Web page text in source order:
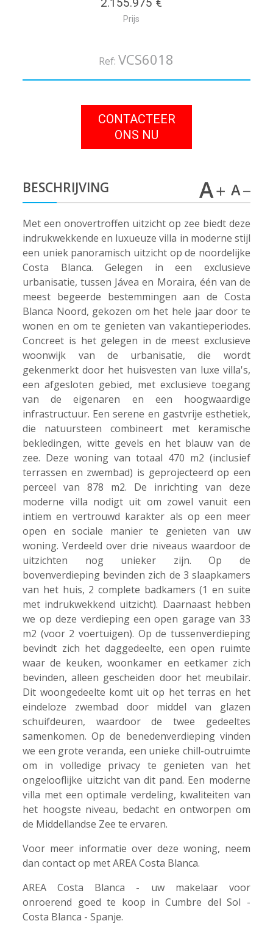
2.155.975 €
Prijs
Ref: VCS6018
CONTACTEER
ONS NU
BESCHRIJVING
Met een onovertroffen uitzicht op zee biedt deze
indrukwekkende en luxueuze villa in moderne stijl
een uniek panoramisch uitzicht op de noordelijke
Costa Blanca. Gelegen in een exclusieve
urbanisatie, tussen Jávea en Moraira, één van de
meest begeerde bestemmingen aan de Costa
Blanca Noord, gekozen om het hele jaar door te
wonen en om te genieten van vakantieperiodes.
Concreet is het gelegen in de meest exclusieve
woonwijk van de urbanisatie, die wordt
gekenmerkt door het huisvesten van luxe villa's,
een afgesloten gebied, met exclusieve toegang
van de eigenaren en een hoogwaardige
infrastructuur. Een serene en gastvrije esthetiek,
die natuursteen combineert met keramische
bekledingen, witte gevels en het blauw van de
zee. Deze woning van totaal 470 m2 (inclusief
terrassen en zwembad) is geprojecteerd op een
perceel van 878 m2. De inrichting van deze
moderne villa nodigt uit om zowel vanuit een
intiem en vertrouwd karakter als op een meer
open en sociale manier te genieten van uw
woning. Verdeeld over drie niveaus waardoor de
uitzichten nog unieker zijn. Op de
bovenverdieping bevinden zich de 3 slaapkamers
van het huis, 2 complete badkamers (1 en suite
met indrukwekkend uitzicht). Daarnaast hebben
we op deze verdieping een open garage van 33
m2 (voor 2 voertuigen). Op de tussenverdieping
bevindt zich het daggedeelte, een open ruimte
waar de keuken, woonkamer en eetkamer zich
bevinden, alleen gescheiden door het meubilair.
Dit woongedeelte komt uit op het terras en het
eindeloze zwembad door middel van glazen
schuifdeuren, waardoor de twee gedeeltes
samenkomen. Op de benedenverdieping vinden
we een grote veranda, een unieke chill-outruimte
om in volledige privacy te genieten van het
ongelooflijke uitzicht van dit pand. Een moderne
villa met een optimale verdeling, kwaliteiten van
het hoogste niveau, bedacht en ontworpen om
de Middellandse Zee te ervaren.
Voor meer informatie over deze woning, neem
dan contact op met AREA Costa Blanca.
AREA Costa Blanca - uw makelaar voor
onroerend goed te koop in Cumbre del Sol -
Costa Blanca - Spanje.